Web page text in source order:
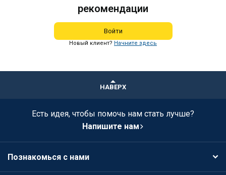
рекомендации
Войти
Новый клиент? Начните здесь
НАВЕРХ
Есть идея, чтобы помочь нам стать лучше?
Напишите нам
Познакомься с нами